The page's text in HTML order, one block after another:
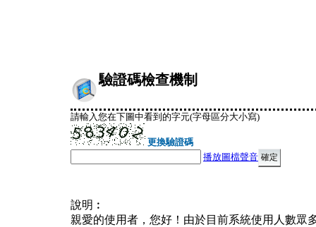
驗證碼檢查機制
請輸入您在下圖中看到的字元(字母區分大小寫)
更換驗證碼
播放圖檔聲音
說明︰
親愛的使用者，您好！由於目前系統使用人數眾